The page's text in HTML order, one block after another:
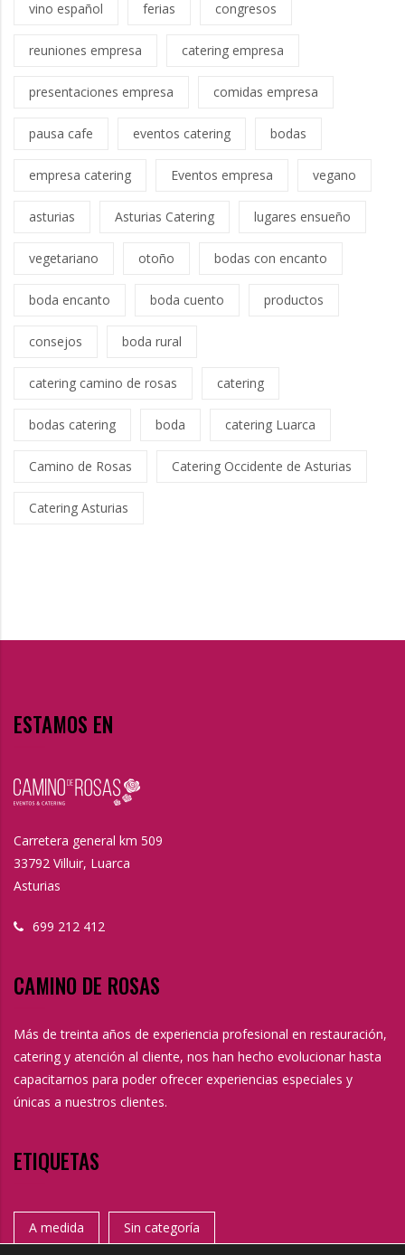
vino español ferias congresos
reuniones empresa catering empresa
presentaciones empresa comidas empresa
pausa cafe eventos catering bodas
empresa catering Eventos empresa vegano
asturias Asturias Catering lugares ensueño
vegetariano otoño bodas con encanto
boda encanto boda cuento productos
consejos boda rural
catering camino de rosas catering
bodas catering boda catering Luarca
Camino de Rosas Catering Occidente de Asturias
Catering Asturias
ESTAMOS EN
Carretera general km 509
33792 Villuir, Luarca
Asturias
699 212 412
CAMINO DE ROSAS
Más de treinta años de experiencia profesional en restauración,
catering y atención al cliente, nos han hecho evolucionar hasta
capacitarnos para poder ofrecer experiencias especiales y
únicas a nuestros clientes.
ETIQUETAS
A medida Sin categoría